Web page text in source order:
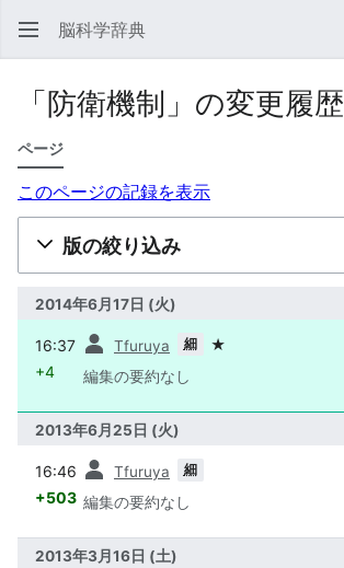
脳科学辞典
「防衛機制」の変更履歴
ページ
このページの記録を表示
版の絞り込み
2014年6月17日 (火)
16:37 Tfuruya 細
+4 編集の要約なし
★
2013年6月25日 (火)
16:46 Tfuruya 細
+503 編集の要約なし
2013年3月16日 (土)